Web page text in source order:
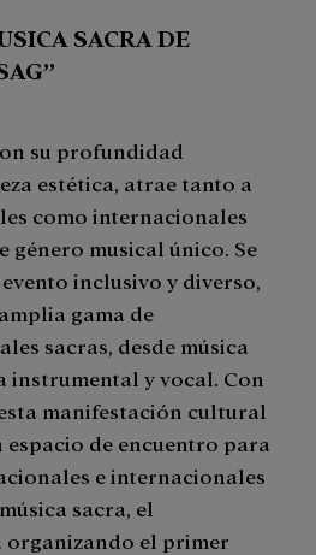
SACRA DE
su profundidad
estética, atrae tanto a
como internacionales
género musical único. Se
inclusivo y diverso,
gama de
sacras, desde música
instrumental y vocal. Con
manifestación cultural
de encuentro para
e internacionales
sacra, el
organizando el primer